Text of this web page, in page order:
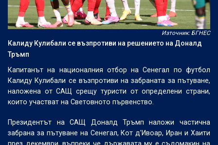
Източник: БГНЕС
Калиду Кулибали се възпротиви на решението на Доналд
Тръмп
Капитанът на националния отбор на Сенегал по футбол
Калиду Кулибали се възпротиви на забраната за пътуване,
наложена от САЩ срещу туристи от определени страни,
които участват на Световното първенство.
Президентът на САЩ Доналд Тръмп наложи частична
забрана за пътуване на Сенегал, Кот д'Ивоар, Иран и Хаити